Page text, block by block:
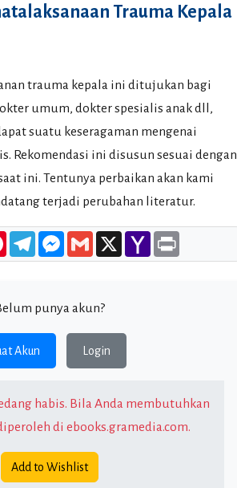
Trauma Kepala
trauma kepala ini ditujukan bagi
umum, dokter spesialis anak dll,
suatu keseragaman mengenai
Rekomendasi ini disusun sesuai dengan
ini. Tentunya perbaikan akan kami
terjadi perubahan literatur.
PinterestTelegramMessenger
Gmail X
Yahoo
Mail
punya akun?
Akun Login
habis. Bila Anda membutuhkan
di ebooks.gramedia.com.
Add to Wishlist